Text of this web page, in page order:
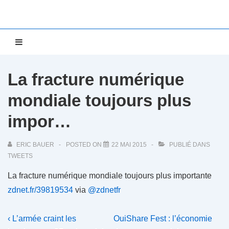
La fracture numérique
mondiale toujours plus
impor…
ERIC BAUER POSTED ON 22 MAI 2015
PUBLIÉ DANS
TWEETS
La fracture numérique mondiale toujours plus importante
zdnet.fr/39819534 via @zdnetfr
Navigation
Previous
‹ L’armée craint les
Next
OuiShare Fest : l’économie